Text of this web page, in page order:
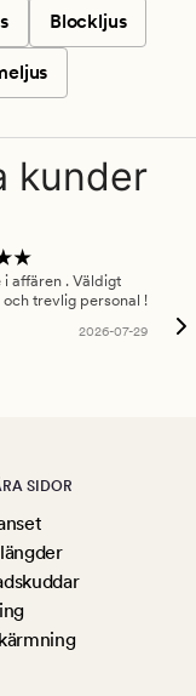
Blockljus
kunder
i affären . Väldigt
och trevlig personal !
2026-07-29
SIDOR